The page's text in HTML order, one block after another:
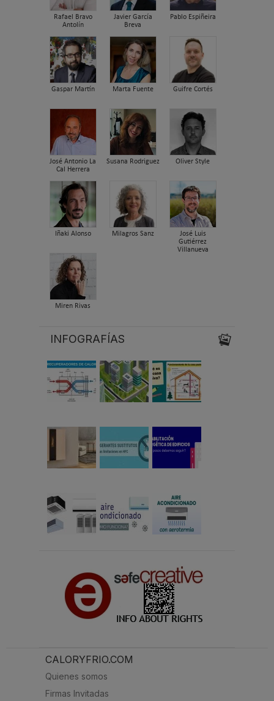
Rafael Bravo
Antolín
Javier García
Breva
Pablo Espiñeira
Gaspar Martín Marta Fuente Guifre Cortés
José Antonio La
Cal Herrera
Susana Rodriguez Oliver Style
Iñaki Alonso Milagros Sanz
José Luis
Gutiérrez
Villanueva
Miren Rivas
INFOGRAFÍAS
CALORYFRIO.COM
Quienes somos
Firmas Invitadas